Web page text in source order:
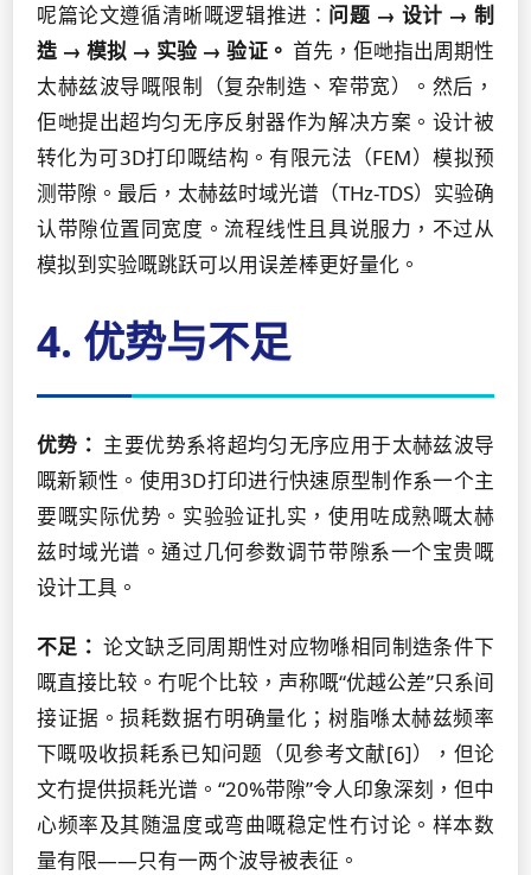
呢篇论文遵循清晰嘅逻辑推进： 问题 → 设计 → 制
造 → 模拟 → 实验 → 验证。 首先，佢哋指出周期性
太赫兹波导嘅限制（复杂制造、窄带宽）。然后，
佢哋提出超均匀无序反射器作为解决方案。设计被
转化为可3D打印嘅结构。有限元法（FEM）模拟预
测带隙。最后，太赫兹时域光谱（THz-TDS）实验确
认带隙位置同宽度。流程线性且具说服力，不过从
模拟到实验嘅跳跃可以用误差棒更好量化。
4. 优势与不足
优势： 主要优势系将超均匀无序应用于太赫兹波导
嘅新颖性。使用3D打印进行快速原型制作系一个主
要嘅实际优势。实验验证扎实，使用咗成熟嘅太赫
兹时域光谱。通过几何参数调节带隙系一个宝贵嘅
设计工具。
不足： 论文缺乏同周期性对应物喺相同制造条件下
嘅直接比较。冇呢个比较，声称嘅“优越公差”只系间
接证据。损耗数据冇明确量化；树脂喺太赫兹频率
下嘅吸收损耗系已知问题（见参考文献[6]），但论
文冇提供损耗光谱。“20%带隙”令人印象深刻，但中
心频率及其随温度或弯曲嘅稳定性冇讨论。样本数
量有限——只有一两个波导被表征。